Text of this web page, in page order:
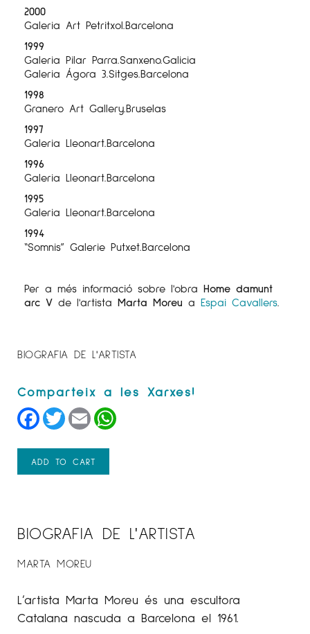
2000
Galeria Art Petritxol.Barcelona
1999
Galeria Pilar Parra.Sanxeno.Galicia
Galeria Ágora 3.Sitges.Barcelona
1998
Granero Art Gallery.Bruselas
1997
Galeria Lleonart.Barcelona
1996
Galeria Lleonart.Barcelona
1995
Galeria Lleonart.Barcelona
1994
“Somnis” Galerie Putxet.Barcelona
Per a més informació sobre l'obra Home damunt
arc V de l'artista Marta Moreu a Espai Cavallers
BIOGRAFIA DE L'ARTISTA
Facebook
TwitterEmail
ADD TO CART
BIOGRAFIA DE L'ARTISTA
MARTA MOREU
L’artista Marta Moreu és una escultora
Catalana nascuda a Barcelona el 1961.